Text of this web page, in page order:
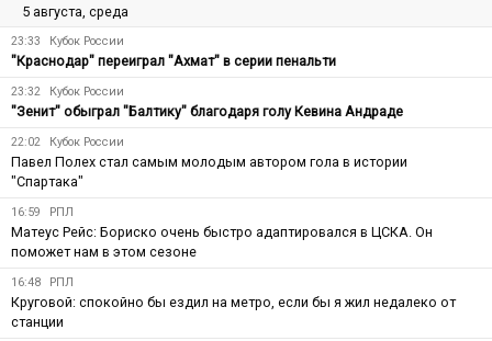
5 августа, среда
23:33 Кубок России
"Краснодар" переиграл "Ахмат" в серии пенальти
23:32 Кубок России
"Зенит" обыграл "Балтику" благодаря голу Кевина Андраде
22:02 Кубок России
Павел Полех стал самым молодым автором гола в истории
"Спартака"
16:59 РПЛ
Матеус Рейс: Бориско очень быстро адаптировался в ЦСКА. Он
поможет нам в этом сезоне
16:48 РПЛ
Круговой: спокойно бы ездил на метро, если бы я жил недалеко от
станции